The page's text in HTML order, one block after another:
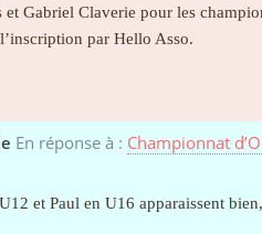
Gabriel Claverie pour les
par Hello Asso.
En réponse à : Championnat
et Paul en U16 apparaissent